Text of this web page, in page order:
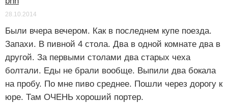
28.10.2014
Были вчера вечером. Как в последнем купе поезда.
Запахи. В пивной 4 стола. Два в одной комнате два в
другой. За первыми столами два старых чеха
болтали. Еды не брали вообще. Выпили два бокала
на пробу. По мне пиво среднее. Пошли через дорогу к
юре. Там ОЧЕНЬ хороший портер.